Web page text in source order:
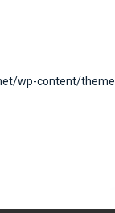
wp-content/